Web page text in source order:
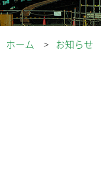
ホーム お知らせ